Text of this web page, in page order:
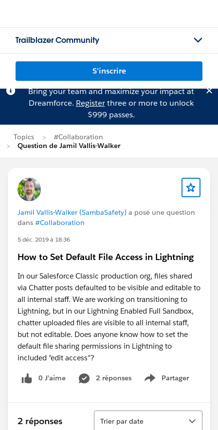
Trailblazer Community
S'inscrire
Bring your team and maximize your impact at
Dreamforce. Registerthree or more to unlock
$999 passes.
Topics
#Collaboration
Question de Jamil Vallis-Walker
Jamil Vallis-Walker (SambaSafety) a posé une question
dans #Collaboration
5 déc. 2019 à 18:36
How to Set Default File Access in Lightning
In our Salesforce Classic production org, files shared
via Chatter posts defaulted to be visible and editable to
all internal staff. We are working on transitioning to
Lightning, but in our Lightning Enabled Full Sandbox,
chatter uploaded files are visible to all internal staff,
but not editable. Does anyone know how to set the
default file sharing permissions in Lightning to
included "edit access"?
0 J’aime 2 réponses Partager
Show menu
2 réponses
Tri
Trier par date